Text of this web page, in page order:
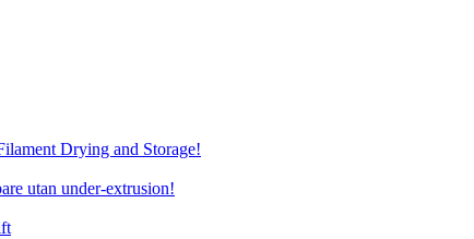
Drying and Storage!
utan under-extrusion!